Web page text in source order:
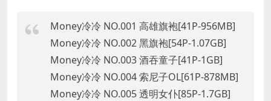
Money冷冷 NO.001 高雄旗袍[41P-956MB]
Money冷冷 NO.002 黑旗袍[54P-1.07GB]
Money冷冷 NO.003 酒吞童子[41P-1GB]
Money冷冷 NO.004 索尼子OL[61P-878MB]
Money冷冷 NO.005 透明女仆[85P-1.7GB]